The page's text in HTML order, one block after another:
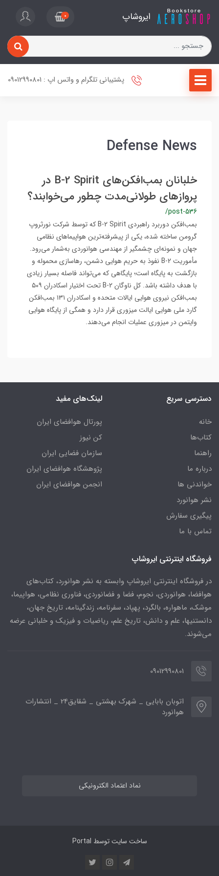
ایروشاپ 0
پشتیبانی تلگرام و واتس اپ : 09012990801
Defense News
خلبانان بمب‌افکن‌های B-2 Spirit در
پروازهای طولانی‌‎مدت چطور می‌خوابند؟
/post-536
بمب‌افکن دوربرد راهبردی B-2 Spirit که توسط شرکت نورثروپ
گرومن ساخته شده، یکی از پیشرفته‌ترین هواپیماهای نظامی
جهان و نمونه‌ای چشمگیر از مهندسی هوانوردی به‌شمار می‌رود.
مأموریت B-2 نفوذ به حریم هوایی دشمن، رهاسازی محموله و
بازگشت به پایگاه است؛ پایگاهی که می‌تواند فاصله بسیار زیادی
با هدف داشته باشد. کل ناوگان B-2 تحت اختیار اسکادران ۵۰۹
بمب‌افکن نیروی هوایی ایالات متحده و اسکادران ۱۳۱ بمب‌افکن
گارد ملی هوایی ایالت میزوری قرار دارد و همگی از پایگاه هوایی
وایتمن در میزوری عملیات انجام می‌دهند.
دسترسی سریع
خانه
کتاب‌ها
راهنما
درباره ما
خواندنی ها
نشر هوانورد
پیگیری سفارش
تماس با ما
لینک‌های مفید
پورتال هوافضای ایران
کن نیوز
سازمان فضایی ایران
پژوهشگاه هوافضای ایران
انجمن هوافضای ایران
فروشگاه اینترنتی ایروشاپ
در فروشگاه اینترنتی ایروشاپ وابسته به نشر هوانورد، کتاب‌های
هوافضا، هوانوردی، نجوم، فضا و فضانوردی، فناوری نظامی، هواپیما،
موشک، ماهواره، بالگرد، پهپاد، سفرنامه، زندگینامه، تاریخ جهان،
دانستنیها، علم و دانش، تاریخ علم، ریاضیات و فیزیک و خلبانی عرضه
می‌شوند.
09012990801
اتوبان بابایی _ شهرک بهشتی _ شقایق24 _ انتشارات
هوانورد
نماد اعتماد الکترونیکی
ساخت سایت توسط Portal